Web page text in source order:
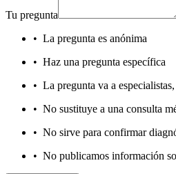
Tu pregunta
• La pregunta es anónima
• Haz una pregunta específica
• La pregunta va a
• No sustituye a una consulta
• No sirve para confirmar
• No publicamos información